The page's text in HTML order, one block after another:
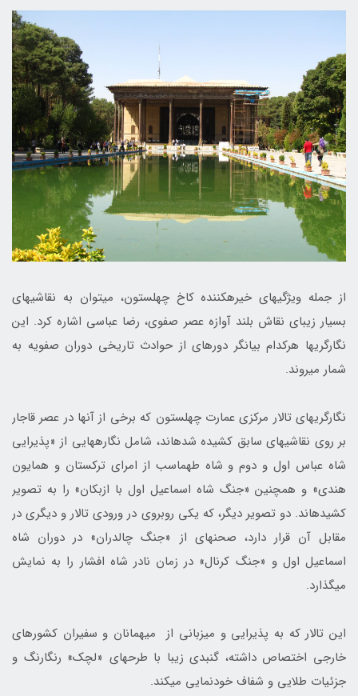
از جمله ویژگی‎های خیره‎کننده کاخ چهلستون، می‎توان به نقاشی‎های
بسیار زیبای نقاش بلند آوازه عصر صفوی، رضا عباسی اشاره کرد. این
نگارگری‎ها هرکدام بیان‎گر دوره‎ای از حوادث تاریخی دوران صفویه به
شمار می‎روند.
نگارگری‎‎های تالار مرکزی عمارت چهلستون که برخی از آن‎ها در عصر قاجار
بر روی نقاشی‎های سابق کشیده شده‎اند، شامل نگاره‎هایی از «پذیرایی
شاه عباس اول و دوم و شاه طهماسب از امرای ترکستان و همایون
هندی» و هم‎چنین «جنگ شاه اسماعیل اول با ازبکان» را به تصویر
کشیده‎اند. دو تصویر دیگر، که یکی روبروی در ورودی تالار و دیگری در
مقابل آن قرار دارد، صحنه‎ای از «جنگ چالدران» در دوران شاه
اسماعیل اول و «جنگ کرنال» در زمان نادر شاه افشار را به نمایش
می‎گذارد.
این تالار که به پذیرایی و میزبانی از میهمانان و سفیران کشورهای
خارجی اختصاص داشته، گنبدی زیبا با طرح‎های «لچک» رنگارنگ و
جزئیات طلایی و شفاف خودنمایی می‎کند.